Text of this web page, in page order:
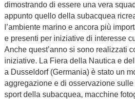
dimostrando di essere una vera
appunto quello della subacquea
l’ambiente marino e ancora più
e presenti per iniziative di interesse
Anche quest’anno si sono realizzati
iniziative. La Fiera della Nautica e
a Dusseldorf (Germania) è stato un
aggregazione e di osservazione
sport della subacquea, macchine